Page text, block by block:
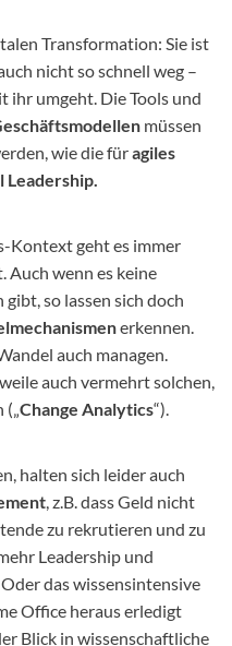
Transformation: Sie ist
nicht so schnell weg –
ihr umgeht. Die Tools und
müssen
wie die füragiles
Leadership.
Kontext geht es immer
Auch wenn es keine
so lassen sich doch
erkennen.
auch managen.
auch vermehrt solchen,
(„Change Analytics“).
halten sich leider auch
, z.B. dass Geld nicht
zu rekrutieren und zu
Leadership und
das wissensintensive
Office heraus erledigt
Blick in wissenschaftliche